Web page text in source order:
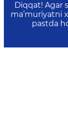
Diqqat! Agar
ma’muriyatni
pastda